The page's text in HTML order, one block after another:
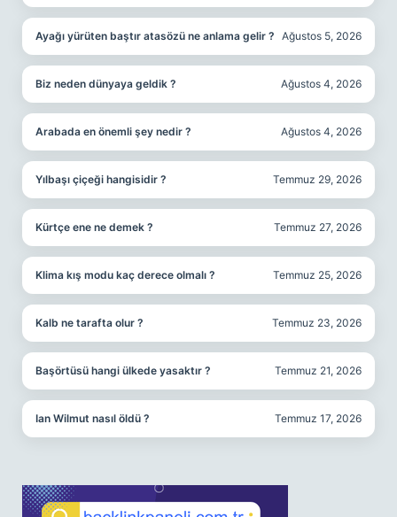
Ayağı yürüten baştır atasözü ne anlama gelir ? Ağustos 5, 2026
Biz neden dünyaya geldik ? Ağustos 4, 2026
Arabada en önemli şey nedir ? Ağustos 4, 2026
Yılbaşı çiçeği hangisidir ? Temmuz 29, 2026
Kürtçe ene ne demek ? Temmuz 27, 2026
Klima kış modu kaç derece olmalı ? Temmuz 25, 2026
Kalb ne tarafta olur ? Temmuz 23, 2026
Başörtüsü hangi ülkede yasaktır ? Temmuz 21, 2026
Ian Wilmut nasıl öldü ? Temmuz 17, 2026